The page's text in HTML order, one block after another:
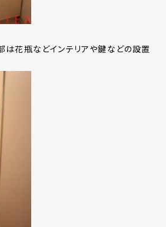
は花瓶などインテリアや鍵などの設置